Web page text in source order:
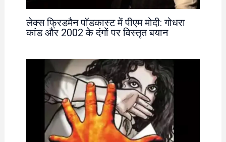
लेक्स फ्रिडमैन पॉडकास्ट में पीएम मोदी: गोधरा
कांड और 2002 के दंगों पर विस्तृत बयान